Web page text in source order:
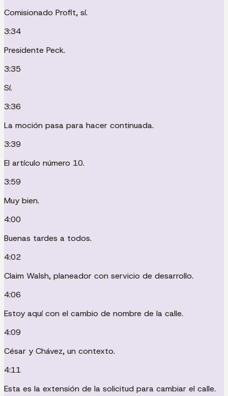
Comisionado Profit, sí.
3:34
Presidente Peck.
3:35
Sí.
3:36
La moción pasa para hacer continuada.
3:39
El artículo número 10.
3:59
Muy bien.
4:00
Buenas tardes a todos.
4:02
Claim Walsh, planeador con servicio de desarrollo.
4:06
Estoy aquí con el cambio de nombre de la calle.
4:09
César y Chávez, un contexto.
4:11
Esta es la extensión de la solicitud para cambiar el calle.